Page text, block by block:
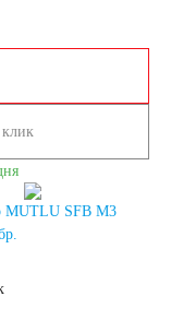
MUTLU SFB M3